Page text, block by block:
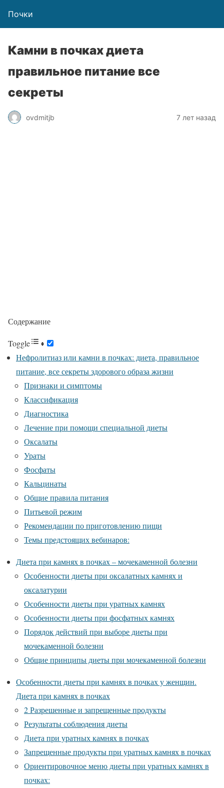
Почки
Камни в почках диета
правильное питание все
секреты
ovdmitjb 7 лет назад
Содержание
Toggle
Нефролитиаз или камни в почках: диета, правильное
питание, все секреты здорового образа жизни
Признаки и симптомы
Классификация
Диагностика
Лечение при помощи специальной диеты
Оксалаты
Ураты
Фосфаты
Кальцинаты
Общие правила питания
Питьевой режим
Рекомендации по приготовлению пищи
Темы предстоящих вебинаров:
Диета при камнях в почках – мочекаменной болезни
Особенности диеты при оксалатных камнях и
оксалатурии
Особенности диеты при уратных камнях
Особенности диеты при фосфатных камнях
Порядок действий при выборе диеты при
мочекаменной болезни
Общие принципы диеты при мочекаменной болезни
Особенности диеты при камнях в почках у женщин.
Диета при камнях в почках
2 Разрешенные и запрещенные продукты
Результаты соблюдения диеты
Диета при уратных камнях в почках
Запрещенные продукты при уратных камнях в почках
Ориентировочное меню диеты при уратных камнях в
почках: